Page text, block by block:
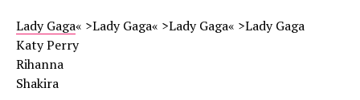
Lady Gaga« >Lady Gaga« >Lady Gaga« >Lady Gaga
Katy Perry
Rihanna
Shakira